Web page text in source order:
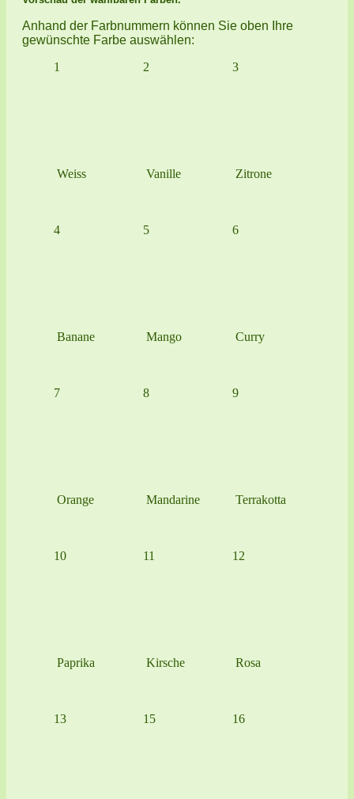
Anhand der Farbnummern können Sie oben Ihre
gewünschte Farbe auswählen:
1
Weiss
2
Vanille
3
Zitrone
4
Banane
5
Mango
6
Curry
7
Orange
8
Mandarine
9
Terrakotta
10
Paprika
11
Kirsche
12
Rosa
13 15 16